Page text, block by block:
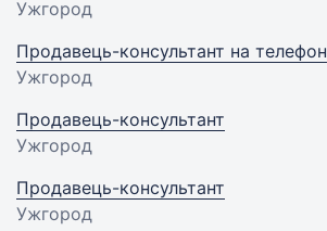
Ужгород
Продавець-консультант на телефон
Ужгород
Продавець-консультант
Ужгород
Продавець-консультант
Ужгород